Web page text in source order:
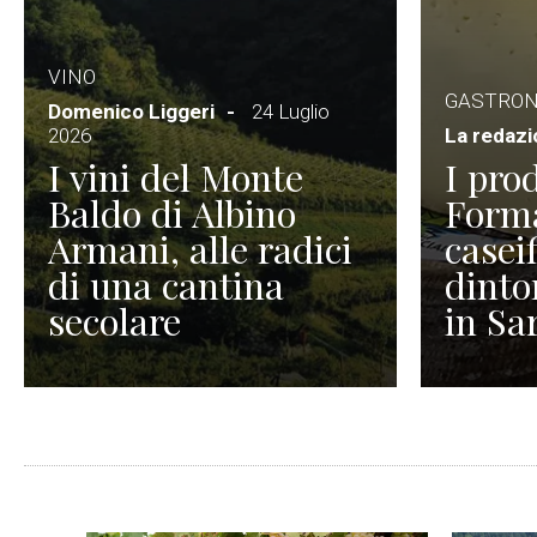
VINO
Domenico Liggeri
24 Luglio
2026
I vini del Monte
Baldo di Albino
Armani, alle radici
di una cantina
secolare
La
I
in